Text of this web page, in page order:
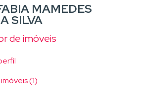
MAMEDES
SILVA
de imóveis
(1)